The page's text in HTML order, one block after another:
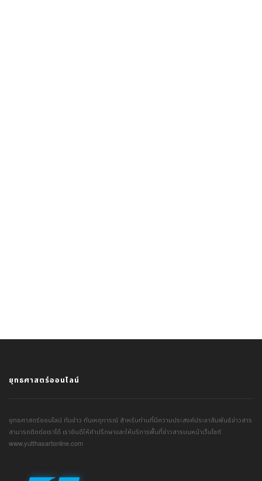
ยุทธศาสตร์ออนไลน์
ยุทธศาสตร์ออนไลน์ ทันข่าว ทันเหตุการณ์ สำหรับท่านที่มีความประสงค์ประชาสัมพันธ์ข่าวสาร
สามารถติดต่อเราได้ เรายินดีให้คำปรึกษาและให้บริการพื้นที่ข่าวสารบนหน้าเว็บไซต์
www.yutthasartonline.com